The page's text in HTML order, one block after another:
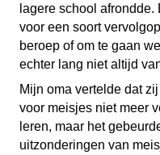
lagere school afrondde.
voor een soort
beroep of om te gaan
echter lang niet altijd
Mijn oma vertelde dat
voor meisjes niet meer
leren, maar het
uitzonderingen van